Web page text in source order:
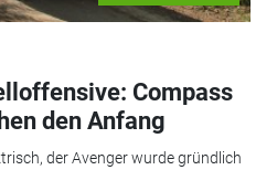
Compass
den Anfang
der Avenger wurde gründlich